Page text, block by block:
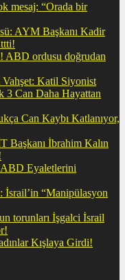
mesaj: “Orada bir
AYM Başkanı Kadir
ABD ordusu doğrudan
Vahşet: Katil Siyonist
3 Can Daha Hayattan
Can Kaybı Katlanıyor,
Başkanı İbrahim Kalın
Eyaletlerini
“Manipülasyon
torunları İşgalci İsrail
Kışlaya Girdi!